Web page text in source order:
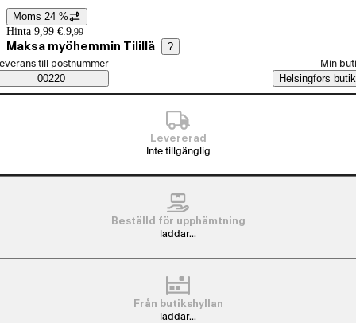
Prisinformation
Moms 24 %
Hinta 9,99 €. 9,99
Maksa myöhemmin Tilillä ?
Saatavuustiedot
beställningssätt
till postnummer
00220
Min
Helsingfors butik
Levererad
Inte tillgänglig
Beställd för upphämtning
laddar...
Från butikshyllan
laddar...